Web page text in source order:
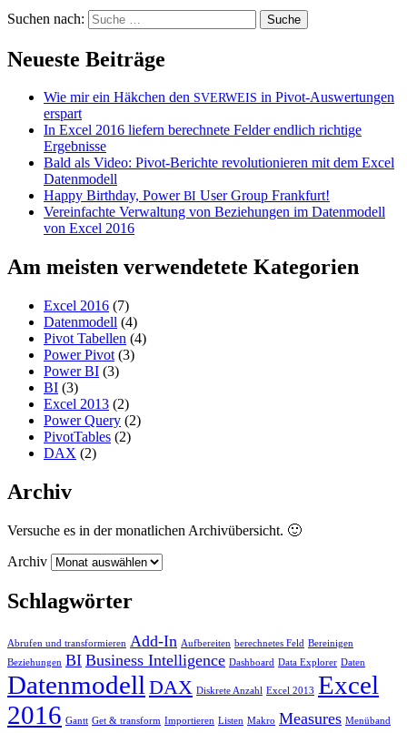
Suchen nach:
Neueste Beiträge
Wie mir ein Häkchen den SVERWEIS in Pivot-Auswertungen
erspart
In Excel 2016 liefern berechnete Felder endlich richtige
Ergebnisse
Bald als Video: Pivot-Berichte revolutionieren mit dem Excel
Datenmodell
Happy Birthday, PowerBI User Group Frankfurt!
Vereinfachte Verwaltung von Beziehungen im Datenmodell
von Excel 2016
Am meisten verwendetete Kategorien
Excel 2016 (7)
Datenmodell (4)
Pivot Tabellen (4)
Power Pivot (3)
Power BI (3)
BI (3)
Excel 2013 (2)
Power Query (2)
PivotTables (2)
DAX (2)
Archiv
Versuche es in der monatlichen Archivübersicht. 🙂
Archiv
Schlagwörter
Abrufen und transformieren Add-In Aufbereiten berechnetes Feld Bereinigen
Beziehungen BI Business Intelligence Dashboard Data Explorer Daten
Datenmodell DAX Diskrete Anzahl Excel 2013 Excel
2016 Gantt Get & transform Importieren Listen Makro Measures Menüband